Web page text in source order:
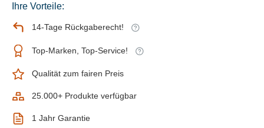
Ihre Vorteile:
14-Tage Rückgaberecht!
Top-Marken, Top-Service!
Qualität zum fairen Preis
25.000+ Produkte verfügbar
1 Jahr Garantie